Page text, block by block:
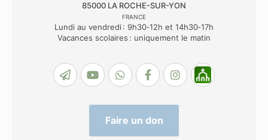
85000 LA ROCHE-SUR-YON
FRANCE
Lundi au vendredi : 9h30‑12h et 14h30‑17h
Vacances scolaires : uniquement le matin
Faire un don